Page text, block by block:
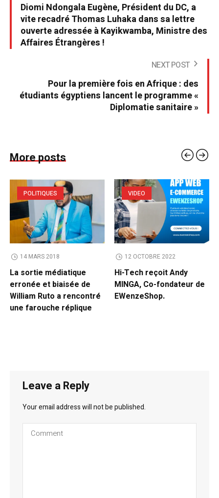
Diomi Ndongala Eugène, Président du DC, a
vite recadré Thomas Luhaka dans sa lettre
ouverte adressée à Kayikwamba, Ministre des
Affaires Étrangères !
NEXT POST
Pour la première fois en Afrique : des
étudiants égyptiens lancent le programme «
Diplomatie sanitaire »
More posts
POLITIQUES
14 MARS 2018
La sortie médiatique
erronée et biaisée de
William Ruto a rencontré
une farouche réplique
VIDEO
12 OCTOBRE 2022
Hi-Tech reçoit Andy
MINGA, Co-fondateur de
EWenzeShop.
Leave a Reply
Your email address will not be published.